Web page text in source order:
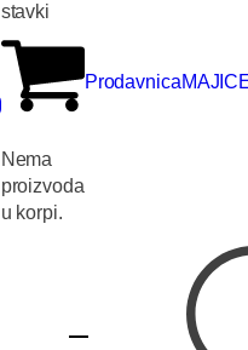
stavki
Nema
proizvoda
u korpi.
Prodavnica